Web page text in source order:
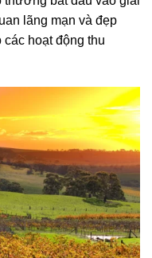
lãng mạn và đẹp
các hoạt động thu